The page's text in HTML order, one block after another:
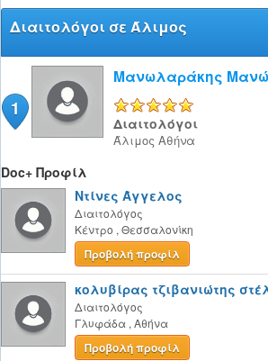
Διαιτολόγοι σε Άλιμος
1
Μανωλαράκης
Διαιτολόγοι
Άλιμος Αθήνα
Doc+ Προφίλ
Ντίνες Άγγελος
Διαιτολόγος
Κέντρο , Θεσσαλονίκη
Προβολή προφίλ
κολυβίρας τζιβανιώτης
Διαιτολόγος
Γλυφάδα , Αθήνα
Προβολή προφίλ